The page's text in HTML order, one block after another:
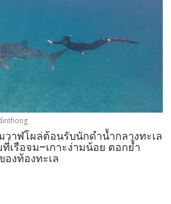
วาฬโผล่ต้อนรับนักดำน้ำกลางทะเล
เรือจม–เกาะง่ามน้อย ตอกย้ำ
งท้องทะเล